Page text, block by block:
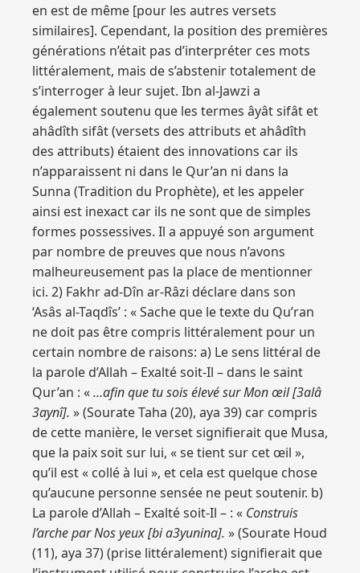
en est de même [pour les autres versets
similaires]. Cependant, la position des premières
générations n’était pas d’interpréter ces mots
littéralement, mais de s’abstenir totalement de
s’interroger à leur sujet. Ibn al-Jawzi a
également soutenu que les termes âyât sifât et
ahâdîth sifât (versets des attributs et ahâdîth
des attributs) étaient des innovations car ils
n’apparaissent ni dans le Qur’an ni dans la
Sunna (Tradition du Prophète), et les appeler
ainsi est inexact car ils ne sont que de simples
formes possessives. Il a appuyé son argument
par nombre de preuves que nous n’avons
malheureusement pas la place de mentionner
ici. 2) Fakhr ad-Dîn ar-Râzi déclare dans son
‘Asâs al-Taqdîs’ : « Sache que le texte du Qu’ran
ne doit pas être compris littéralement pour un
certain nombre de raisons: a) Le sens littéral de
la parole d’Allah – Exalté soit-Il – dans le saint
Qur’an : «…afin que tu sois élevé sur Mon œil [3alâ
3aynî]. » (Sourate Taha (20), aya 39) car compris
de cette manière, le verset signifierait que Musa,
que la paix soit sur lui, « se tient sur cet œil »,
qu’il est « collé à lui », et cela est quelque chose
qu’aucune personne sensée ne peut soutenir. b)
La parole d’Allah – Exalté soit-Il – : « Construis
l’arche par Nos yeux [bi a3yunina]. » (Sourate Houd
(11), aya 37) (prise littéralement) signifierait que